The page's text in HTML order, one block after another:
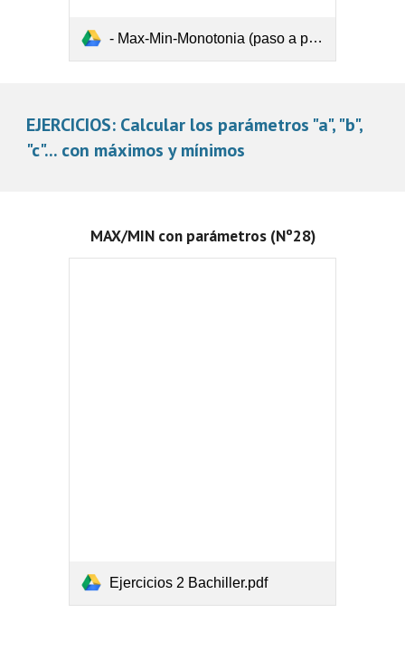
- Max-Min-Monotonia (paso a paso) 3.pdf
EJERCICIOS: Calcular los parámetros "a", "b",
"c"... con máximos y mínimos
MAX/MIN con parámetros (Nº28)
Ejercicios 2 Bachiller.pdf